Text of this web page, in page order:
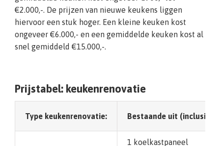
€2.000,-. De prijzen van nieuwe keukens liggen
hiervoor een stuk hoger. Een kleine keuken kost
ongeveer €6.000,- en een gemiddelde keuken kost al
snel gemiddeld €15.000,-.
Prijstabel: keukenrenovatie
Type keukenrenovatie: Bestaande uit (inclusief
1 koelkastpaneel